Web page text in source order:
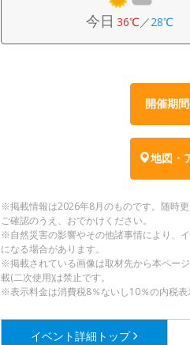
今日 36℃／28℃
開催期
地図・
※掲載情報は2026年8月のものです。随時
ご確認のうえ、おでかけください。
※自然災害の影響やその他諸事情により、
になる場合があります。
※掲載されている画像は取材先から本ペー
載(二次使用)は禁止です。
※表示料金は消費税8％ないし10％の内税表
イベント詳細 トップ